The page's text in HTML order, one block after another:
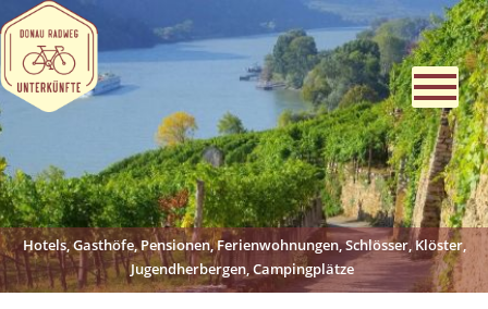
Hotels, Gasthöfe, Pensionen, Ferienwohnungen, Schlösser, Klöster,
Jugendherbergen, Campingplätze